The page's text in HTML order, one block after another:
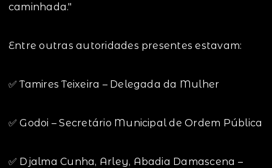
caminhada."
Entre outras autoridades presentes estavam:
✅ Tamires Teixeira – Delegada da Mulher
✅ Godoi – Secretário Municipal de Ordem Pública
✅ Djalma Cunha, Arley, Abadia Damascena –